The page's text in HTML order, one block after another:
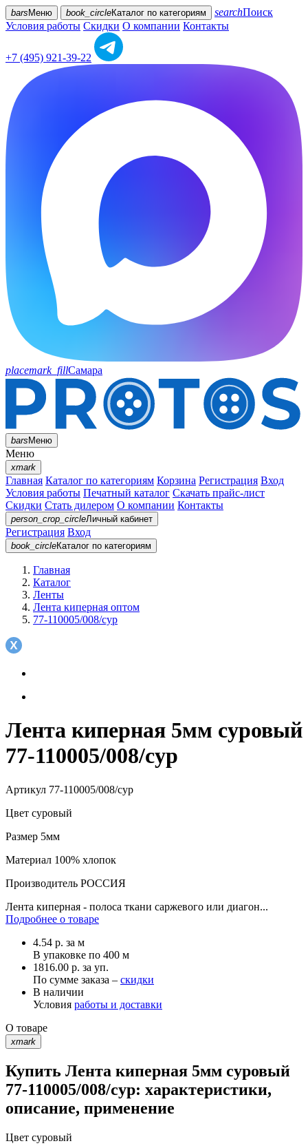
bars Меню book_circleКаталог по категориям searchПоиск
Условия работы Скидки О компании Контакты
+7 (495) 921-39-22
placemark_fillСамара
barsМеню
Меню
xmark
Главная Каталог по категориям Корзина Регистрация Вход
Условия работы Печатный каталог Скачать прайс-лист
Скидки Стать дилером О компании Контакты
person_crop_circleЛичный кабинет
Регистрация Вход
book_circleКаталог по категориям
Главная
Каталог
Ленты
Лента киперная оптом
77-110005/008/сур
Лента киперная 5мм суровый
77-110005/008/сур
Артикул 77-110005/008/сур
Цвет суровый
Размер 5мм
Материал 100% хлопок
Производитель РОССИЯ
Лента киперная - полоса ткани саржевого или диагон...
Подробнее о товаре
4.54 р. за м
В упаковке по 400 м
1816.00 р. за уп.
По сумме заказа – скидки
В наличии
Условия работы и доставки
О товаре
xmark
Купить Лента киперная 5мм суровый
77-110005/008/сур: характеристики,
описание, применение
Цвет суровый